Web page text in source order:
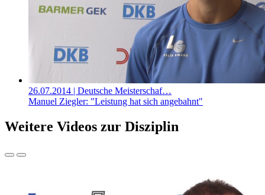
26.07.2014 | Deutsche Meisterschaf…
Manuel Ziegler: "Leistung hat sich angebahnt"
Weitere Videos zur Disziplin